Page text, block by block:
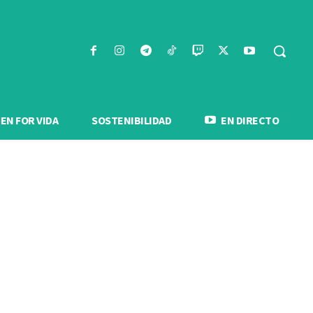
FOR VIDA SOSTENIBILIDAD EN DIRECTO